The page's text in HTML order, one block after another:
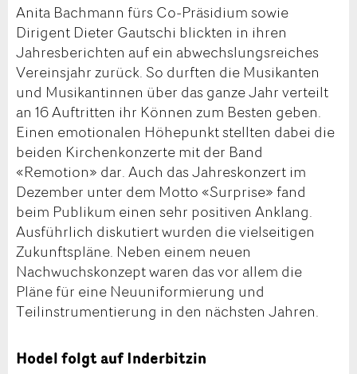
Anita Bachmann fürs Co-Präsidium sowie
Dirigent Dieter Gautschi blickten in ihren
Jahresberichten auf ein abwechslungsreiches
Vereinsjahr zurück. So durften die Musikanten
und Musikantinnen über das ganze Jahr verteilt
an 16 Auftritten ihr Können zum Besten geben.
Einen emotionalen Höhepunkt stellten dabei die
beiden Kirchenkonzerte mit der Band
«Remotion» dar. Auch das Jahreskonzert im
Dezember unter dem Motto «Surprise» fand
beim Publikum einen sehr positiven Anklang.
Ausführlich diskutiert wurden die vielseitigen
Zukunftspläne. Neben einem neuen
Nachwuchskonzept waren das vor allem die
Pläne für eine Neuuniformierung und
Teilinstrumentierung in den nächsten Jahren.
Hodel folgt auf Inderbitzin